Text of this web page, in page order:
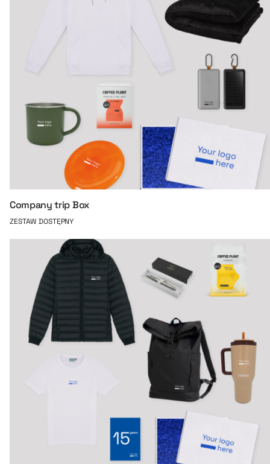
Company trip Box
ZESTAW DOSTĘPNY